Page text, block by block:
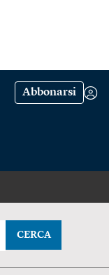
Abbonarsi
CERCA